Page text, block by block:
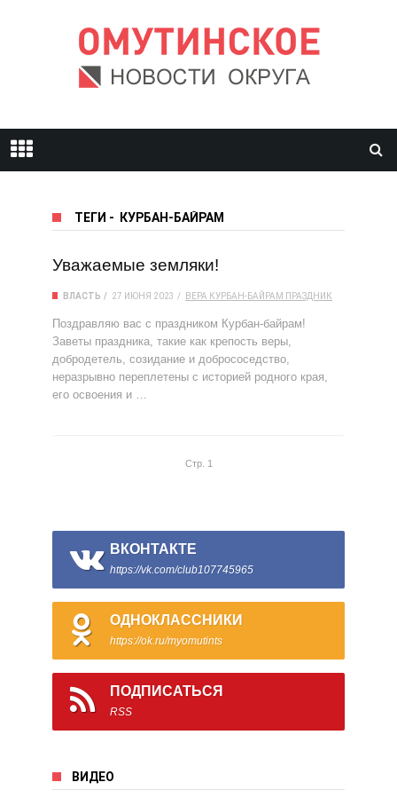
ТЕГИ - КУРБАН-БАЙРАМ
Уважаемые земляки!
ВЛАСТЬ 27 ИЮНЯ 2023 ВЕРА КУРБАН-БАЙРАМ ПРАЗДНИК
Поздравляю вас с праздником Курбан-байрам!
Заветы праздника, такие как крепость веры,
добродетель, созидание и добрососедство,
неразрывно переплетены с историей родного края,
его освоения и …
Стр. 1
ВКОНТАКТЕ
https://vk.com/club107745965
ОДНОКЛАССНИКИ
https://ok.ru/myomutints
ПОДПИСАТЬСЯ
RSS
ВИДЕО